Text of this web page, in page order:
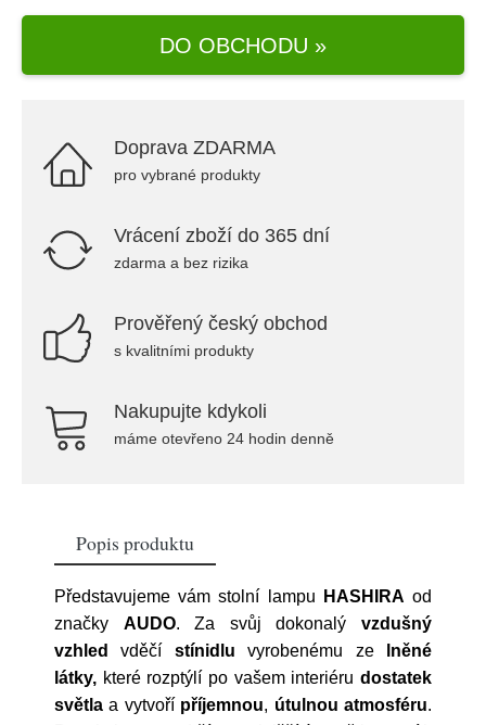
DO OBCHODU »
Doprava ZDARMA
pro vybrané produkty
Vrácení zboží do 365 dní
zdarma a bez rizika
Prověřený český obchod
s kvalitními produkty
Nakupujte kdykoli
máme otevřeno 24 hodin denně
Popis produktu
Představujeme vám stolní lampu HASHIRA od
značky AUDO. Za svůj dokonalý
vzdušný
vzhled
vděčí stínidluvyrobenému zelněné
látky, které rozptýlí po vašem interiéru dostatek
světla a vytvoří příjemnou, útulnou atmosféru.